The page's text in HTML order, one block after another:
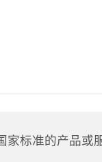
家标准的产品或